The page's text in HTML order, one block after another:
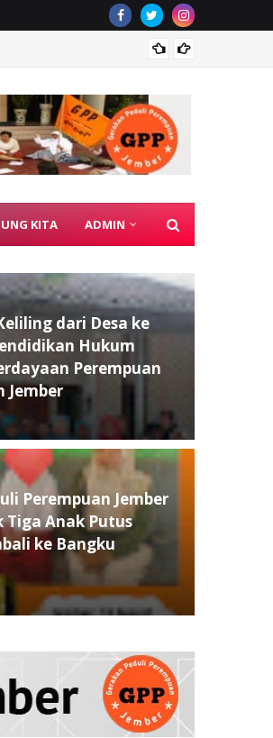
KITA ADMIN
dari Desa ke
Hukum
Perempuan
Jember
Perempuan Jember
Tiga Anak Putus
ke Bangku